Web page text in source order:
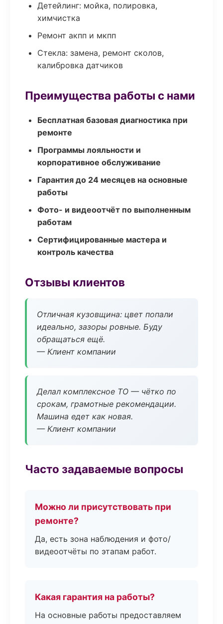
Детейлинг: мойка, полировка,
химчистка
Ремонт акпп и мкпп
Стекла: замена, ремонт сколов,
калибровка датчиков
Преимущества работы с нами
Бесплатная базовая диагностика при
ремонте
Программы лояльности и
корпоративное обслуживание
Гарантия до 24 месяцев на основные
работы
Фото- и видеоотчёт по выполненным
работам
Сертифицированные мастера и
контроль качества
Отзывы клиентов
Отличная кузовщина: цвет попали
идеально, зазоры ровные. Буду
обращаться ещё.
— Клиент компании
Делал комплексное ТО — чётко по
срокам, грамотные рекомендации.
Машина едет как новая.
— Клиент компании
Часто задаваемые вопросы
Можно ли присутствовать при
ремонте?
Да, есть зона наблюдения и фото/
видеоотчёты по этапам работ.
Какая гарантия на работы?
На основные работы предоставляем